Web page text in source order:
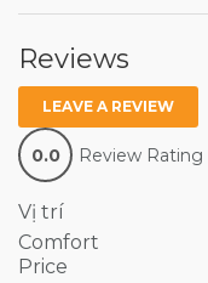
Reviews
LEAVE A REVIEW
0.0 Review Rating
Vị trí
Comfort
Price